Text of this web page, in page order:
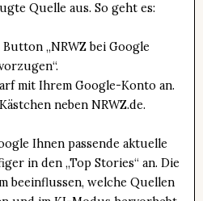
Quelle aus. So geht es:
„NRWZ bei Google
mit Ihrem Google-Konto an.
neben NRWZ.de.
Ihnen passende aktuelle
in den „Top Stories“ an. Die
beeinflussen, welche Quellen